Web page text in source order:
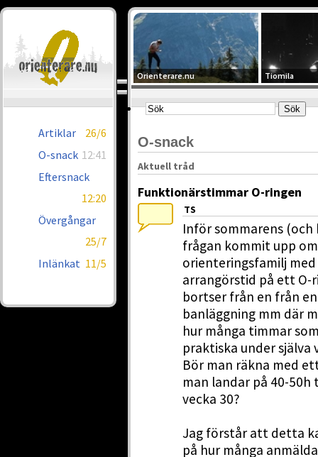
Artiklar
26/6
O-snack 12:41
Eftersnack
12:20
Övergångar
25/7
Inlänkat 11/5
Orienterare.nu Tiomila
O-snack
Aktuell tråd
Funktionärstimmar O-ringen
TS
Inför sommarens (och
frågan kommit upp
orienteringsfamilj
arrangörstid på ett O-
bortser från en från
banläggning mm där
hur många timmar
praktiska under själva
Bör man räkna med
man landar på 40-
vecka 30?
Jag förstår att detta
på hur många